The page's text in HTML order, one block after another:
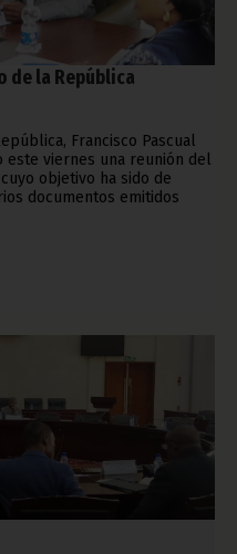
de la República
Francisco Pascual
este viernes una reunión del
objetivo ha sido de
documentos emitidos